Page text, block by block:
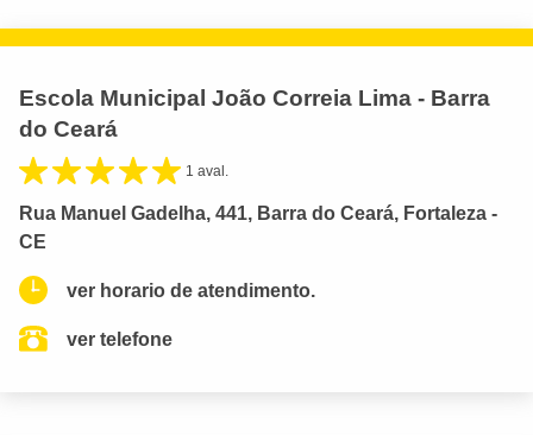
Escola Municipal João Correia Lima - Barra
do Ceará
1 aval.
Rua Manuel Gadelha, 441, Barra do Ceará, Fortaleza -
CE
ver horario de atendimento.
ver telefone